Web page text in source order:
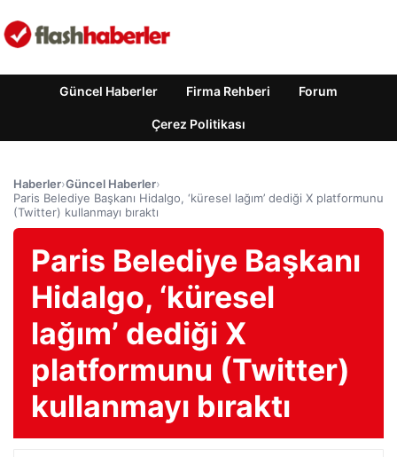
Güncel Haberler Firma Rehberi Forum
Çerez Politikası
Haberler›Güncel Haberler›
Paris Belediye Başkanı Hidalgo, ‘küresel lağım’ dediği X platformunu
(Twitter) kullanmayı bıraktı
Paris Belediye Başkanı
Hidalgo, ‘küresel
lağım’ dediği X
platformunu (Twitter)
kullanmayı bıraktı